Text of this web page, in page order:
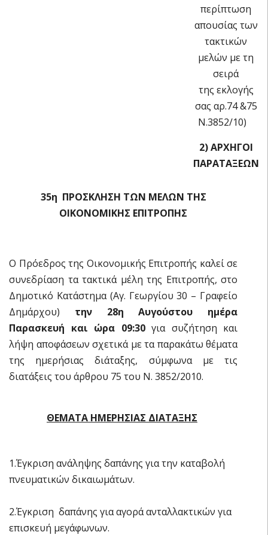
περίπτωση
απουσίας των
τακτικών
μελών με τη
σειρά
της εκλογής
σας αρ.74 &75
Ν.3852/10)
2) ΑΡΧΗΓΟΙ
ΠΑΡΑΤΑΞΕΩΝ
35η ΠΡΟΣΚΛΗΣΗ ΤΩΝ ΜΕΛΩΝ ΤΗΣ
ΟΙΚΟΝΟΜΙΚΗΣ ΕΠΙΤΡΟΠΗΣ
Ο Πρόεδρος της Οικονομικής Επιτροπής καλεί σε
συνεδρίαση τα τακτικά μέλη της Επιτροπής, στο
Δημοτικό Κατάστημα (Αγ. Γεωργίου 30 – Γραφείο
Δημάρχου) την 28η Αυγούστου ημέρα
Παρασκευή και ώρα 09:30για συζήτηση και
λήψη αποφάσεων σχετικά με τα παρακάτω θέματα
της ημερήσιας διάταξης, σύμφωνα με τις
διατάξεις του άρθρου 75 του Ν. 3852/2010.
ΘΕΜΑΤΑ ΗΜΕΡΗΣΙΑΣ ΔΙΑΤΑΞΗΣ
1.Έγκριση ανάληψης δαπάνης για την καταβολή
πνευματικών δικαιωμάτων.
2.Έγκριση δαπάνης για αγορά ανταλλακτικών για
επισκευή μεγάφωνων.